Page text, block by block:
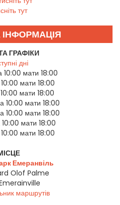
тут
ГРАФІКИ
дні
10:00 мати 18:00
мати 18:00
мати 18:00
10:00 мати 18:00
10:00 мати 18:00
10:00 мати 18:00
мати 18:00
Емеранвіль
Olof Palme
маршрутів